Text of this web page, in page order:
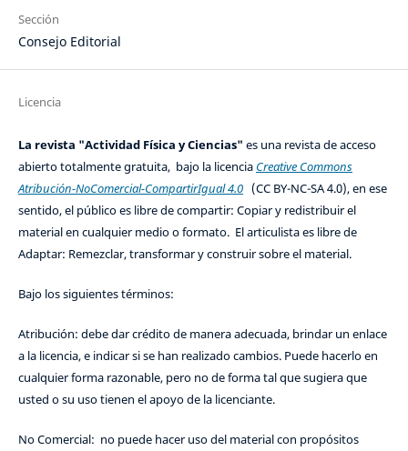
Sección
Consejo Editorial
Licencia
La revista "Actividad Física y Ciencias" es una revista de acceso
abierto totalmente gratuita, bajo la licencia Creative Commons
Atribución-NoComercial-CompartirIgual 4.0(CC BY-NC-SA 4.0), en ese
sentido, el público es libre de compartir: Copiar y redistribuir el
material en cualquier medio o formato. El articulista es libre de
Adaptar: Remezclar, transformar y construir sobre el material.
Bajo los siguientes términos:
Atribución: debe dar crédito de manera adecuada, brindar un enlace
a la licencia, e indicar si se han realizado cambios. Puede hacerlo en
cualquier forma razonable, pero no de forma tal que sugiera que
usted o su uso tienen el apoyo de la licenciante.
No Comercial: no puede hacer uso del material con propósitos